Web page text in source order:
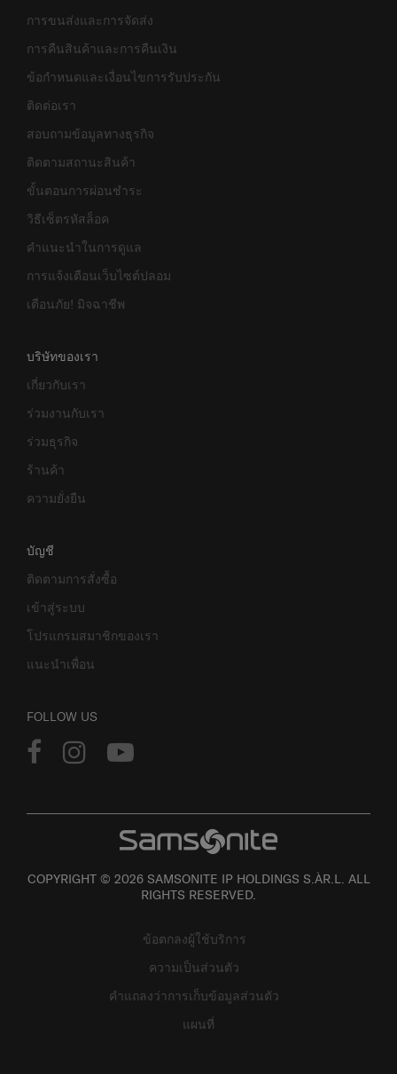
การขนส่งและการจัดส่ง
การคืนสินค้าและการคืนเงิน
ข้อกำหนดและเงื่อนไขการรับประกัน
ติดต่อเรา
สอบถามข้อมูลทางธุรกิจ
ติดตามสถานะสินค้า
ขั้นตอนการผ่อนชำระ
วิธีเซ็ตรหัสล็อค
คำแนะนำในการดูแล
การแจ้งเตือนเว็บไซต์ปลอม
เตือนภัย! มิจฉาชีพ
บริษัทของเรา
เกี่ยวกับเรา
ร่วมงานกับเรา
ร่วมธุรกิจ
ร้านค้า
ความยั่งยืน
บัญชี
ติดตามการสั่งซื้อ
เข้าสู่ระบบ
โปรแกรมสมาชิกของเรา
แนะนำเพื่อน
FOLLOW US
COPYRIGHT © 2026 SAMSONITE IP HOLDINGS S.ÀR.L. ALL
RIGHTS RESERVED.
ข้อตกลงผู้ใช้บริการ
ความเป็นส่วนตัว
คำแถลงว่าการเก็บข้อมูลส่วนตัว
แผนที่